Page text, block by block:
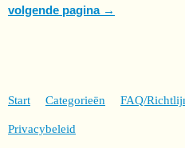
volgende pagina →
Start Categorieën FAQ/
Privacybeleid